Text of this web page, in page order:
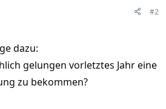
#2
dazu:
gelungen vorletztes Jahr eine
zu bekommen?